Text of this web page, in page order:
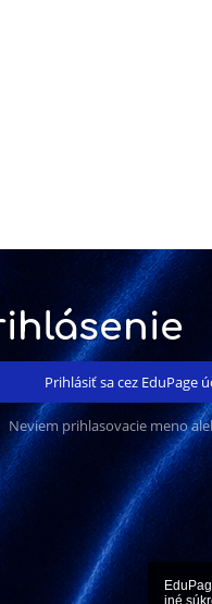
iné
Prihlásiť sa cez EduPage
Neviem prihlasovacie meno